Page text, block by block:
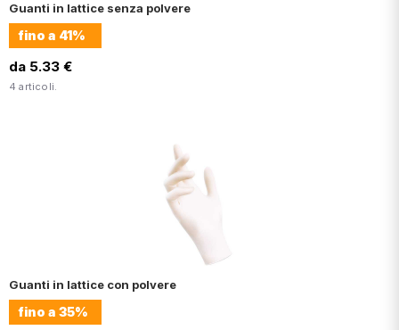
Guanti in lattice senza polvere
fino a 41%
da 5.33 €
4 articoli.
Guanti in lattice con polvere
fino a 35%